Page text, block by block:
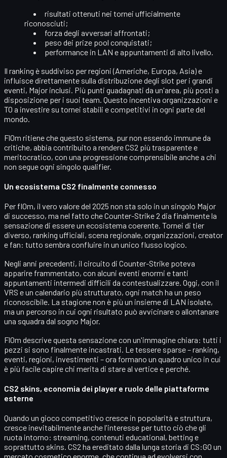
risultati ottenuti nei tornei ufficialmente
riconosciuti;
forza degli avversari affrontati;
peso dei prize pool conquistati;
performance in LAN e appuntamenti di alto livello.
Il ranking è suddiviso perregioni(Americhe, Europa, Asia) e
influisce direttamente sulla distribuzione degli slot per i grandi
eventi, Major inclusi. Più punti guadagnati da un'area, più posti a
disposizione per i suoi team. Questo incentiva organizzazioni e
TO a investire su tornei stabili e competitivi in ogni parte del
mondo.
Fl0m ritiene che questo sistema, pur non essendo immune da
critiche, abbia contribuito a rendere CS2 più trasparente e
meritocratico, con una progressione comprensibile anche a chi
non segue ogni singolo qualifier.
Un ecosistema CS2 finalmente connesso
Per fl0m, il vero valore del 2025 non sta solo in un singolo Major
di successo, ma nel fatto cheCounter-Strike 2 dia finalmente la
sensazione di essere un ecosistema coerente. Tornei di tier
diverso, ranking ufficiali, scena regionale, organizzazioni, creator
e fan: tutto sembra confluire in un unico flusso logico.
Negli anni precedenti, il circuito di Counter-Strike poteva
apparire frammentato, con alcuni eventi enormi e tanti
appuntamenti intermedi difficili da contestualizzare. Oggi, con il
VRS e un calendario più strutturato, ogni match ha un peso
riconoscibile. La stagione non è più un insieme di LAN isolate,
ma un percorso in cui ogni risultato può avvicinare o allontanare
una squadra dal sogno Major.
Fl0m descrive questa sensazione con un'immagine chiara: tutti i
pezzi si sono finalmente incastrati. Le tessere sparse – ranking,
eventi, regioni, investimenti – ora formano un quadro unico in cui
è più facile capire chi merita di stare al vertice e perché.
CS2 skins, economia dei player e ruolo delle piattaforme
esterne
Quando un gioco competitivo cresce in popolarità e struttura,
cresce inevitabilmente anche l'interesse per tutto ciò che gli
ruota intorno: streaming, contenuti educational, betting e
soprattutto skins. CS2 ha ereditato dalla lunga storia di CS:GO un